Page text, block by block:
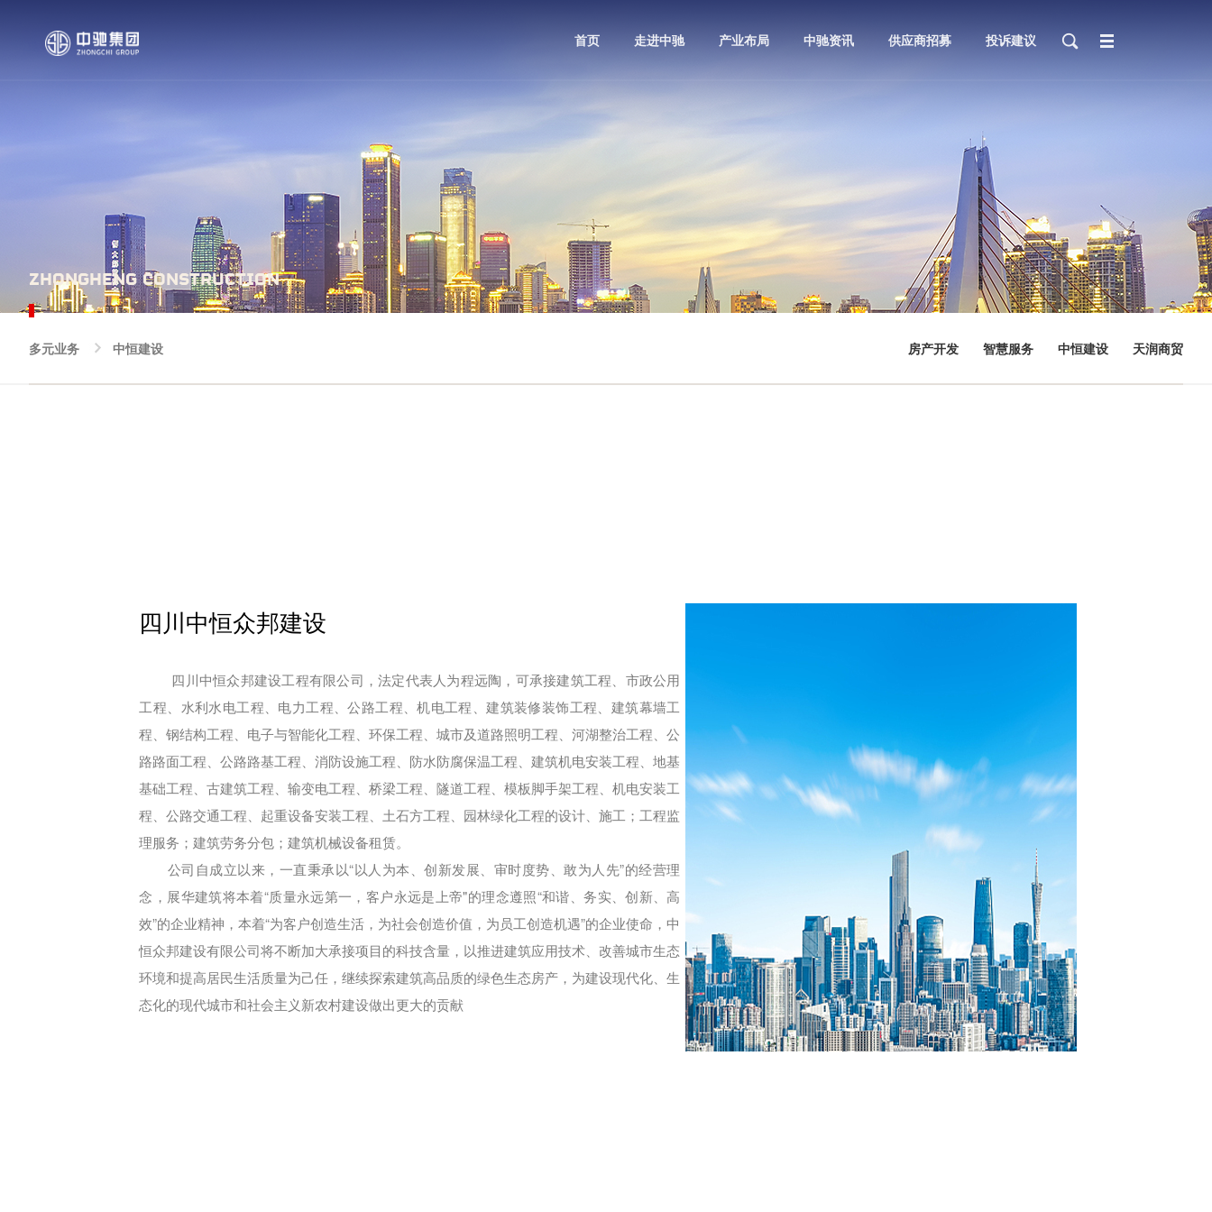
首页 走进中驰 产业布局 中驰资讯 供应商招募 投诉建议
ZHONGHENG CONSTRUCTION
多元业务 中恒建设 房产开发 智慧服务 中恒建设 天润商贸
四川中恒众邦建设
四川中恒众邦建设工程有限公司，法定代表人为程远陶，可承接建筑工程、市政公用
工程、水利水电工程、电力工程、公路工程、机电工程、建筑装修装饰工程、建筑幕墙工
程、钢结构工程、电子与智能化工程、环保工程、城市及道路照明工程、河湖整治工程、公
路路面工程、公路路基工程、消防设施工程、防水防腐保温工程、建筑机电安装工程、地基
基础工程、古建筑工程、输变电工程、桥梁工程、隧道工程、模板脚手架工程、机电安装工
程、公路交通工程、起重设备安装工程、土石方工程、园林绿化工程的设计、施工；工程监
理服务；建筑劳务分包；建筑机械设备租赁。
公司自成立以来，一直秉承以“以人为本、创新发展、审时度势、敢为人先”的经营理
念，展华建筑将本着“质量永远第一，客户永远是上帝"的理念遵照“和谐、务实、创新、高
效”的企业精神，本着“为客户创造生活，为社会创造价值，为员工创造机遇”的企业使命，中
恒众邦建设有限公司将不断加大承接项目的科技含量，以推进建筑应用技术、改善城市生态
环境和提高居民生活质量为己任，继续探索建筑高品质的绿色生态房产，为建设现代化、生
态化的现代城市和社会主义新农村建设做出更大的贡献